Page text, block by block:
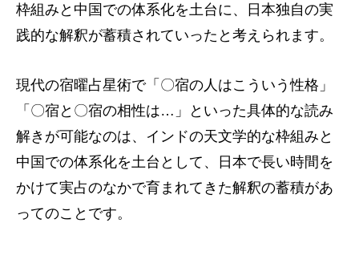
枠組みと中国での体系化を土台に、日本独自の実
践的な解釈が蓄積されていったと考えられます。
現代の宿曜占星術で「〇宿の人はこういう性格」
「〇宿と〇宿の相性は…」といった具体的な読み
解きが可能なのは、インドの天文学的な枠組みと
中国での体系化を土台として、日本で長い時間を
かけて実占のなかで育まれてきた解釈の蓄積があ
ってのことです。